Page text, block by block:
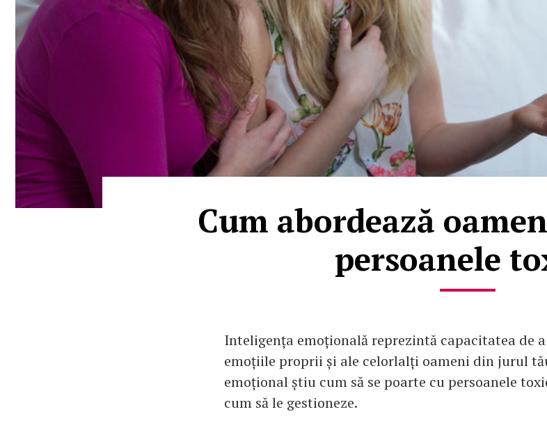
Cum abordează
persoanele
Inteligența emoțională reprezintă capacitatea de
emoțiile proprii și ale celorlalți oameni din jurul
emoțional știu cum să se poarte cu persoanele
cum să le gestioneze.